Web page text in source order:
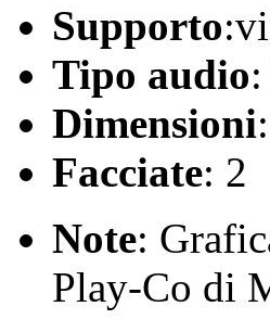
Supporto
Tipo audio
Dimensioni
Facciate: 2
Note:
Play-Co di